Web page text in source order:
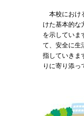
本校におけ
けた基本的な
を示していま
て、安全に生
指していきま
りに寄り添っ